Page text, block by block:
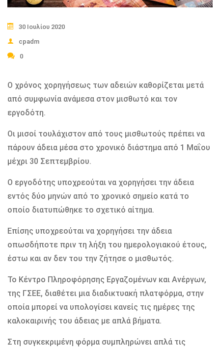
30 Ιουλίου 2020
cpadm
0
Ο χρόνος χορηγήσεως των αδειών καθορίζεται μετά
από συμφωνία ανάμεσα στον μισθωτό και τον
εργοδότη.
Οι μισοί τουλάχιστον από τους μισθωτούς πρέπει να
πάρουν άδεια μέσα στο χρονικό διάστημα από 1 Μαΐου
μέχρι 30 Σεπτεμβρίου.
Ο εργοδότης υποχρεούται να χορηγήσει την άδεια
εντός δύο μηνών από το χρονικό σημείο κατά το
οποίο διατυπώθηκε το σχετικό αίτημα.
Επίσης υποχρεούται να χορηγήσει την άδεια
οπωσδήποτε πριν τη λήξη του ημερολογιακού έτους,
έστω και αν δεν του την ζήτησε ο μισθωτός.
Το Κέντρο Πληροφόρησης Εργαζομένων και Ανέργων,
της ΓΣΕΕ, διαθέτει μια διαδικτυακή πλατφόρμα, στην
οποία μπορεί να υπολογίσει κανείς τις ημέρες της
καλοκαιρινής του άδειας με απλά βήματα.
Στη συγκεκριμένη φόρμα συμπληρώνει απλά τις